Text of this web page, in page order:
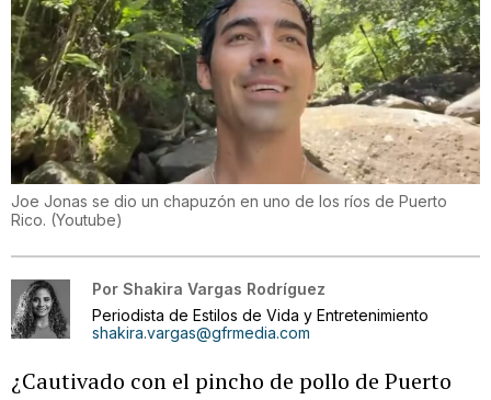
Joe Jonas se dio un chapuzón en uno de los ríos de Puerto
Rico. (Youtube)
Por Shakira Vargas Rodríguez
Periodista de Estilos de Vida y Entretenimiento
shakira.vargas@gfrmedia.com
¿Cautivado con el pincho de pollo de Puerto